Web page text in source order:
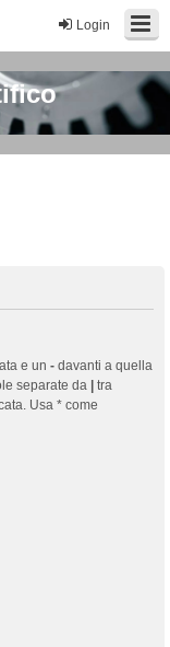
Login
e un - davanti a quella
separate da
tra
Usa * come